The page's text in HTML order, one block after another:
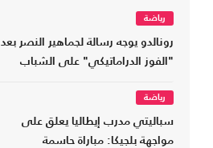
رياضة
رونالدو يوجه رسالة لجماهير النصر بعد
"الفوز الدراماتيكي" على الشباب
رياضة
سباليتي مدرب إيطاليا يعلق على
مواجهة بلجيكا: مباراة حاسمة